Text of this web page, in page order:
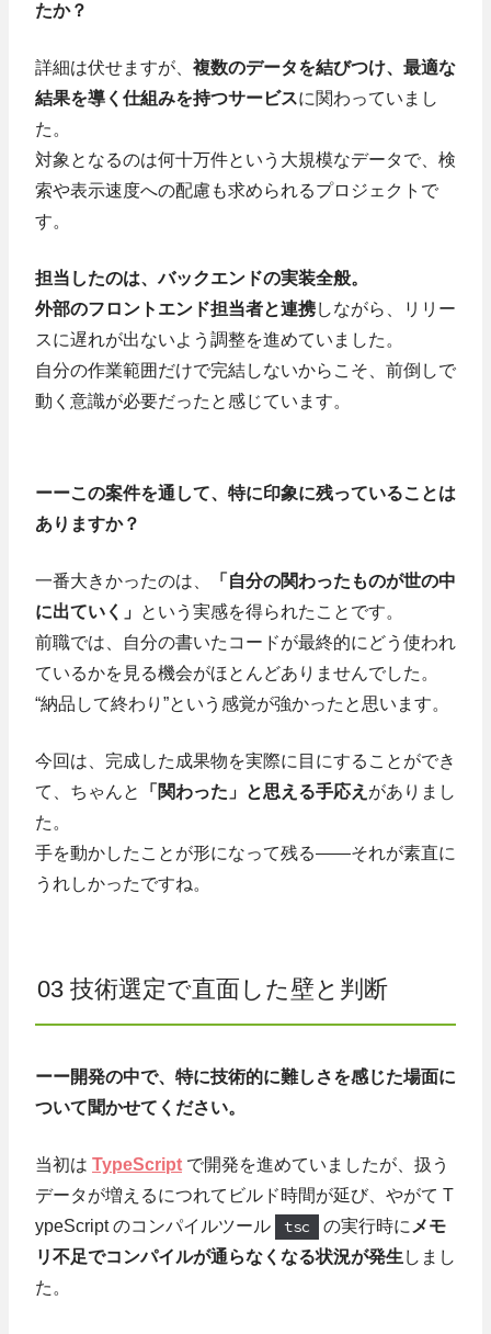
たか？
詳細は伏せますが、 複数のデータを結びつけ、最適な
結果を導く仕組みを持つサービスに関わっていまし
た。
対象となるのは何十万件という大規模なデータで、検
索や表示速度への配慮も求められるプロジェクトで
す。
担当したのは、バックエンドの実装全般。
外部のフロントエンド担当者と連携しながら、リリー
スに遅れが出ないよう調整を進めていました。
自分の作業範囲だけで完結しないからこそ、前倒しで
動く意識が必要だったと感じています。
ーーこの案件を通して、特に印象に残っていることは
ありますか？
一番大きかったのは、
「自分の関わったものが世の中
に出ていく」 という実感を得られたことです。
前職では、自分の書いたコードが最終的にどう使われ
ているかを見る機会がほとんどありませんでした。
“納品して終わり”という感覚が強かったと思います。
今回は、完成した成果物を実際に目にすることができ
て、ちゃんと
「関わった」と思える手応え がありまし
た。
手を動かしたことが形になって残る――それが素直に
うれしかったですね。
03 技術選定で直面した壁と判断
ーー開発の中で、特に技術的に難しさを感じた場面に
ついて聞かせてください。
当初は TypeScript で開発を進めていましたが、扱う
データが増えるにつれてビルド時間が延び、やがて T
ypeScript のコンパイルツール
tsc の実行時に メモ
リ不足でコンパイルが通らなくなる状況が発生 しまし
た。